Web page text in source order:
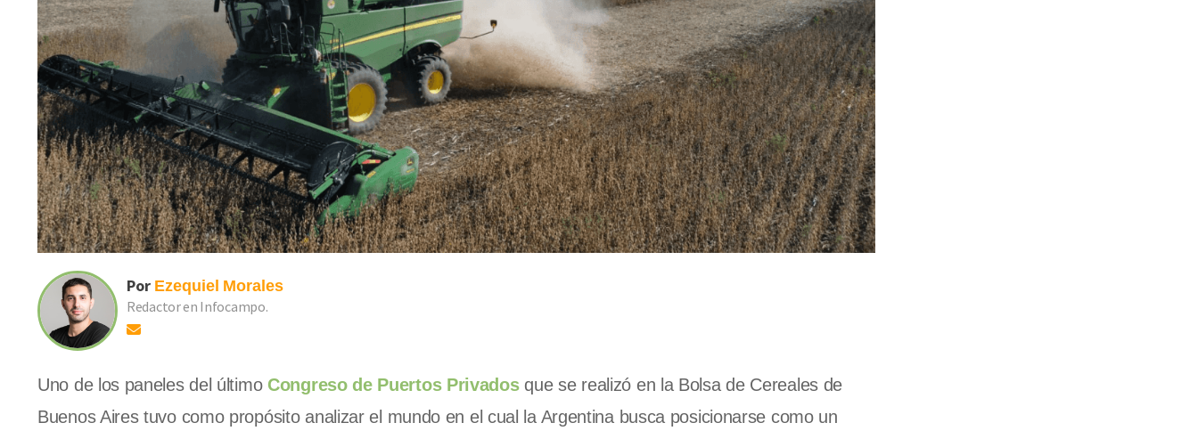
Por Ezequiel Morales
Redactor en Infocampo.
Uno de los paneles del último Congreso de Puertos Privadosque se realizó en la Bolsa de Cereales de
Buenos Aires tuvo como propósito analizar el mundo en el cual la Argentina busca posicionarse como un